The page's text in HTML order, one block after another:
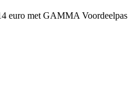
euro met GAMMA Voordeelpas